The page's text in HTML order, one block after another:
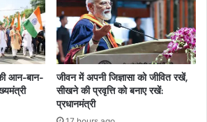
आन-बान-
जीवन में अपनी जिज्ञासा को जीवित रखें,
सीखने की प्रवृत्ति को बनाए रखें:
प्रधानमंत्री